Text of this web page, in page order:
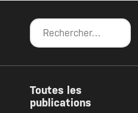
Toutes les
publications